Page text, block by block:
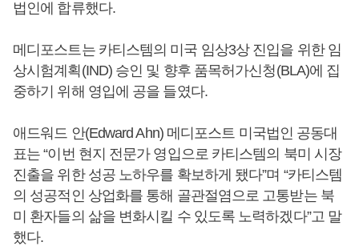
법인에 합류했다.
메디포스트는 카티스템의 미국 임상3상 진입을 위한 임
상시험계획(IND) 승인 및 향후 품목허가신청(BLA)에 집
중하기 위해 영입에 공을 들였다.
애드워드 안(Edward Ahn) 메디포스트 미국법인 공동대
표는 “이번 현지 전문가 영입으로 카티스템의 북미 시장
진출을 위한 성공 노하우를 확보하게 됐다”며 “카티스템
의 성공적인 상업화를 통해 골관절염으로 고통받는 북
미 환자들의 삶을 변화시킬 수 있도록 노력하겠다”고 말
했다.